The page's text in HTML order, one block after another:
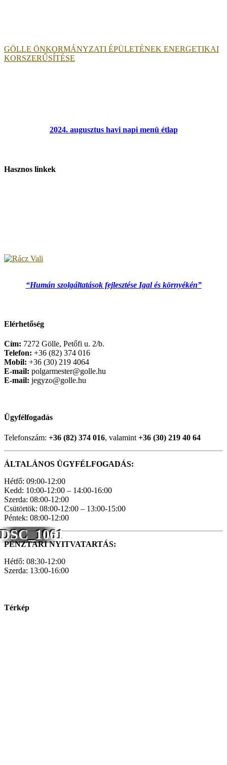
DSC_1061
GÖLLE ÖNKORMÁNYZATI ÉPÜLETÉNEK ENERGETIKAI
KORSZERŰSÍTÉSE
2024. augusztus havi napi menü étlap
Hasznos linkek
“Humán szolgáltatások fejlesztése Igal és környékén”
Elérhetőség
Cím: 7272 Gölle, Petőfi u. 2/b.
Telefon: +36 (82) 374 016
Mobil: +36 (30) 219 4064
E-mail: polgarmester@golle.hu
E-mail: jegyzo@golle.hu
Ügyfélfogadás
Telefonszám: +36 (82) 374 016, valamint +36 (30) 219 40 64
ÁLTALÁNOS ÜGYFÉLFOGADÁS:
Hétfő: 09:00-12:00
Kedd: 10:00-12:00 – 14:00-16:00
Szerda: 08:00-12:00
Csütörtök: 08:00-12:00 – 13:00-15:00
Péntek: 08:00-12:00
PÉNZTÁRI NYITVATARTÁS:
Hétfő: 08:30-12:00
Szerda: 13:00-16:00
Térkép